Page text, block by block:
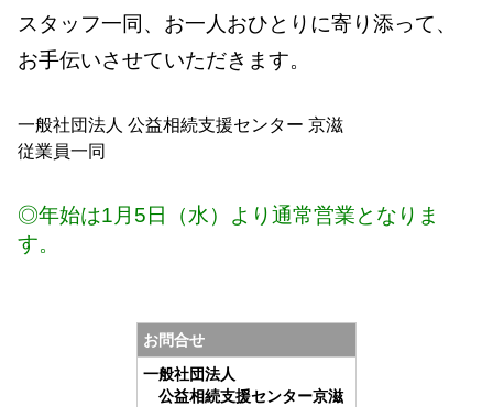
スタッフ一同、お一人おひとりに寄り添って、
お手伝いさせていただきます。
一般社団法人 公益相続支援センター 京滋
従業員一同
◎年始は1月5日（水）より通常営業となりま
す。
お問合せ
一般社団法人
公益相続支援センター京滋